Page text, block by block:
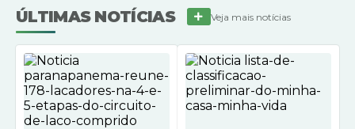
Principal
Turismo
Transparência
ÚLTIMAS NOTÍCIAS Veja mais notícias